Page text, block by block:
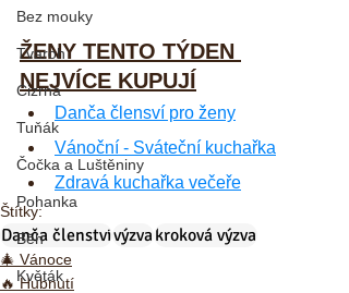
Bez mouky
Tvaroh
Cizrna
Tuňák
Čočka a Luštěniny
Pohanka
Běh
Květák
ŽENY TENTO TÝDEN
NEJVÍCE KUPUJÍ
Danča člensví pro ženy
Vánoční - Sváteční kuchařka
Zdravá kuchařka večeře
Štítky:
Danča členstvívýzva kroková výzva
🎄 Vánoce
🔥 Hubnutí